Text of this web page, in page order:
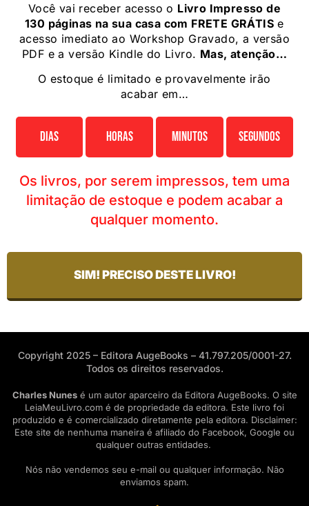
Você vai receber acesso o Livro Impresso de
130 páginas na sua casa com FRETE GRÁTIS e
acesso imediato ao Workshop Gravado, a versão
PDF e a versão Kindle do Livro. Mas, atenção…
O estoque é limitado e provavelmente irão
acabar em…
Dias Horas Minutos Segundos
Os livros, por serem impressos, tem uma
limitação de estoque e podem acabar a
qualquer momento.
SIM! PRECISO DESTE LIVRO!
Copyright 2025 – Editora AugeBooks – 41.797.205/0001-27.
Todos os direitos reservados.
Charles Nunesé um autor aparceiro da Editora AugeBooks. O site
LeiaMeuLivro.com é de propriedade da editora. Este livro foi
produzido e é comercializado diretamente pela editora. Disclaimer:
Este site de nenhuma maneira é afiliado do Facebook, Google ou
qualquer outras entidades.
Nós não vendemos seu e-mail ou qualquer informação. Não
enviamos spam.